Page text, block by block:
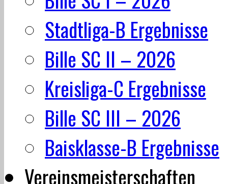
Stadtliga-B Ergebnisse
Bille SC II – 2026
Kreisliga-C Ergebnisse
Bille SC III – 2026
Baisklasse-B Ergebnisse
Vereinsmeisterschaften